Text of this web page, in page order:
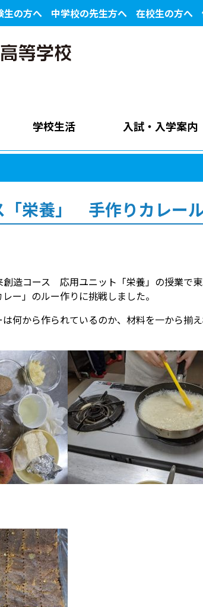
生の方へ 中学校の先生方へ 在校生の方へ
学校生活 入試・入学案内
「栄養」 手作りカレー
造コース 応用ユニット「栄養」の授業で
ー」のルー作りに挑戦しました。
何から作られているのか、材料を一から揃